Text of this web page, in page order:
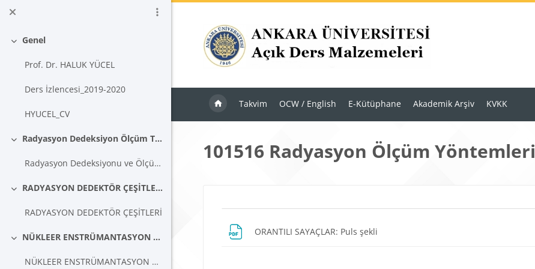
Ana içeriğe git
Daralt
Genel
Prof. Dr. HALUK YÜCEL
Ders İzlencesi_2019-2020
HYUCEL_CV
Daralt
Radyasyon Dedeksiyon Ölçüm Temelleri
Radyasyon Dedeksiyonu ve Ölçümünün Temelleri
Daralt
RADYASYON DEDEKTÖR ÇEŞİTLERİ
RADYASYON DEDEKTÖR ÇEŞİTLERİ
Daralt
NÜKLEER ENSTRÜMANTASYON BİLEŞENLERİ
NÜKLEER ENSTRÜMANTASYON BİLEŞENLERİ
Takvim OCW / English E-Kütüphane Akademik Arşiv KVKK
101516 Radyasyon Ölçüm Yöntemleri
Bloklar
Bölüm anahatları
ORANTILI SAYAÇLAR: Puls şekli